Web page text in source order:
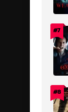
#7
#8